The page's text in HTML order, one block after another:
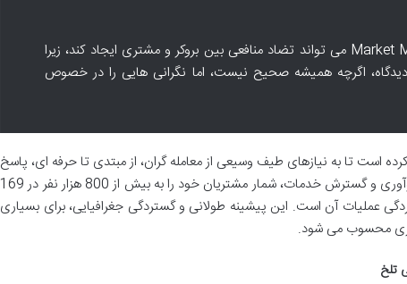
برخی از معامله گران بر این باورند که مدل Market Maker می تواند تضاد منافعی بین بروکر و مشتری ایجاد کند، زیرا
اگرچه همیشه صحیح نیست، اما نگرانی هایی را در خصوص
است تا به نیازهای طیف وسیعی از معامله گران، از مبتدی تا حرفه ای، پاسخ
دهد. این بروکر در طول سالیان متمادی توانسته است با نوآوری و گسترش خدمات، شمار مشتریان خود را به بیش از 800 هزار نفر در 169
عملیات آن است. این پیشینه طولانی و گستردگی جغرافیایی، برای بسیاری
محسوب می شود.
تلخ